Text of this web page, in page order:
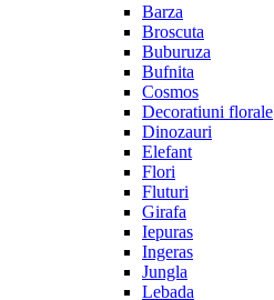
Barza
Broscuta
Buburuza
Bufnita
Cosmos
Decoratiuni florale
Dinozauri
Elefant
Flori
Fluturi
Girafa
Iepuras
Ingeras
Jungla
Lebada